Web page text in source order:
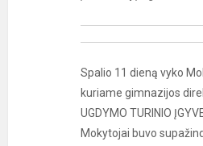
Spalio 11 dieną vyko
kuriame gimnazijos
UGDYMO TURINIO
Mokytojai buvo